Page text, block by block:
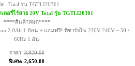
: Total รุ่น TGTLI20301
ตอรี่ไร้สาย 20V Total รุ่น TGTLI20301
****สินค้าหมด****
2.0Ah 1 ก้อน + แถมฟรี! ที่ชาร์จไฟ 220V-240V ~ 50 /
60Hz 1 อัน
ราคา:3,920.00
พิเศษ: 2,650.00